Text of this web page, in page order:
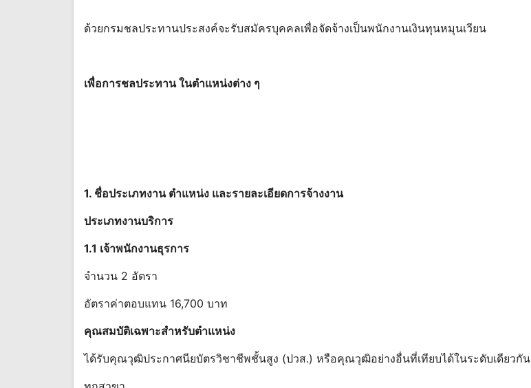
ด้วยกรมชลประทานประสงค์จะรับสมัครบุคคลเพื่อจัดจ้างเป็นพนักงานเงินทุนหมุนเวียน
เพื่อการชลประทาน ในตําแหน่งต่าง ๆ
1. ชื่อประเภทงาน ตําแหน่ง และรายละเอียดการจ้างงาน
ประเภทงานบริการ
1.1 เจ้าพนักงานธุรการ
จำนวน 2 อัตรา
อัตราค่าตอบแทน 16,700 บาท
คุณสมบัติเฉพาะสําหรับตําแหน่ง
ได้รับคุณวุฒิประกาศนียบัตรวิชาชีพชั้นสูง (ปวส.) หรือคุณวุฒิอย่างอื่นที่เทียบได้ในระดับเดียวกัน